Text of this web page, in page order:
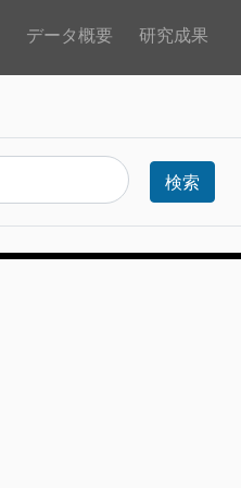
データ概要 研究成果
検索